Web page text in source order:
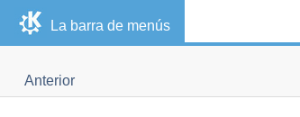
La barra de menús
Anterior